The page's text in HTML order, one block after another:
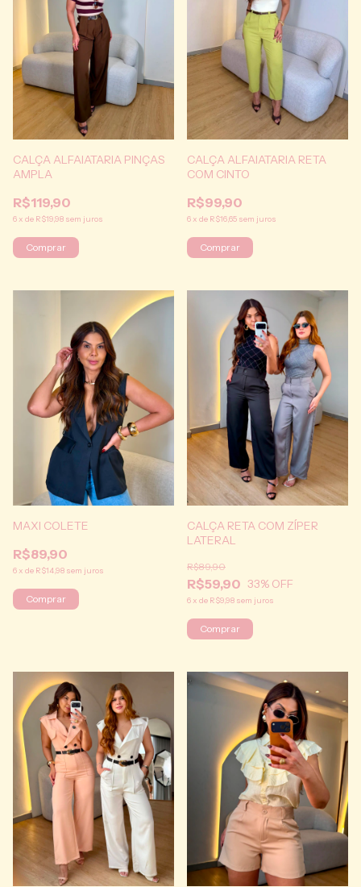
CALÇA ALFAIATARIA PINÇAS
AMPLA
R$119,90
6 x de R$19,98 sem juros
Comprar
CALÇA ALFAIATARIA RETA
COM CINTO
R$99,90
6 x de R$16,65 sem juros
Comprar
MAXI COLETE
R$89,90
6 x de R$14,98 sem juros
Comprar
CALÇA RETA COM ZÍPER
LATERAL
R$59,90
R$89,90
33% OFF
6 x de R$9,98 sem juros
Comprar